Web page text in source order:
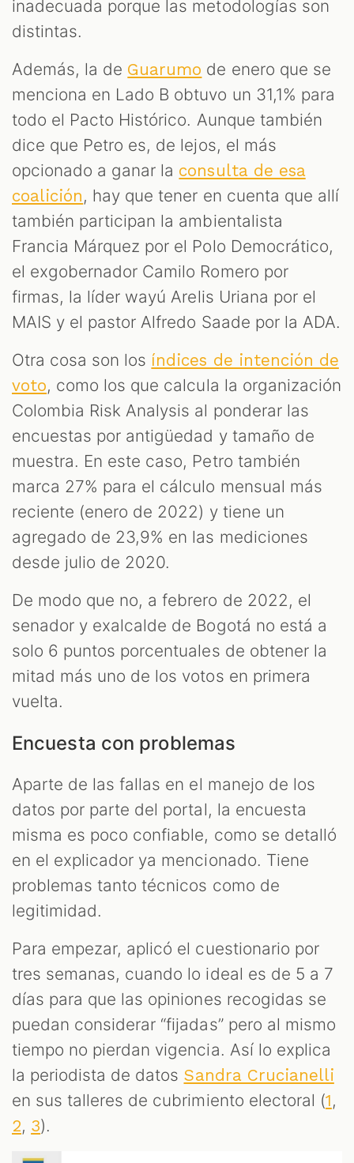
inadecuada porque las metodologías son
distintas.
Además, la de Guarumo de enero que se
menciona en Lado B obtuvo un 31,1% para
todo el Pacto Histórico. Aunque también
dice que Petro es, de lejos, el más
opcionado a ganar la consulta de esa
coalición, hay que tener en cuenta que allí
también participan la ambientalista
Francia Márquez por el Polo Democrático,
el exgobernador Camilo Romero por
firmas, la líder wayú Arelis Uriana por el
MAIS y el pastor Alfredo Saade por la ADA.
Otra cosa son los índices de intención de
voto, como los que calcula la organización
Colombia Risk Analysis al ponderar las
encuestas por antigüedad y tamaño de
muestra. En este caso, Petro también
marca 27% para el cálculo mensual más
reciente (enero de 2022) y tiene un
agregado de 23,9% en las mediciones
desde julio de 2020.
De modo que no, a febrero de 2022, el
senador y exalcalde de Bogotá no está a
solo 6 puntos porcentuales de obtener la
mitad más uno de los votos en primera
vuelta.
Encuesta con problemas
Aparte de las fallas en el manejo de los
datos por parte del portal, la encuesta
misma es poco confiable, como se detalló
en el explicador ya mencionado. Tiene
problemas tanto técnicos como de
legitimidad.
Para empezar, aplicó el cuestionario por
tres semanas, cuando lo ideal es de 5 a 7
días para que las opiniones recogidas se
puedan considerar “fijadas” pero al mismo
tiempo no pierdan vigencia. Así lo explica
la periodista de datos Sandra Crucianelli
en sus talleres de cubrimiento electoral (1,
2, 3).